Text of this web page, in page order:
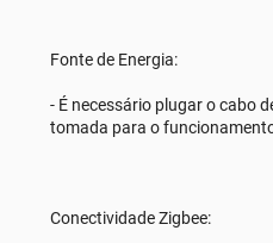
Fonte de Energia:
- É necessário plugar o cabo
tomada para o
Conectividade Zigbee: